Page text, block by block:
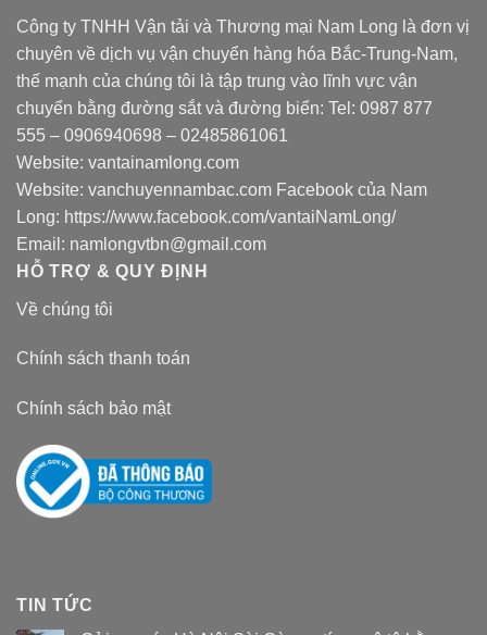
Công ty TNHH Vận tải và Thương mại Nam Long là đơn vị
chuyên về dịch vụ vận chuyển hàng hóa Bắc-Trung-Nam,
thế mạnh của chúng tôi là tập trung vào lĩnh vực vận
chuyển bằng đường sắt và đường biển: Tel: 0987 877
555 – 0906940698 – 02485861061
Website: vantainamlong.com
Website: vanchuyennambac.com Facebook của Nam
Long: https://www.facebook.com/vantaiNamLong/
Email: namlongvtbn@gmail.com
HỖ TRỢ & QUY ĐỊNH
Về chúng tôi
Chính sách thanh toán
Chính sách bảo mật
TIN TỨC